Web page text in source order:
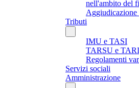
nell'ambito del
Aggiudicazione
Tributi
IMU e TASI
TARSU e TARI
Regolamenti
Servizi sociali
Amministrazione